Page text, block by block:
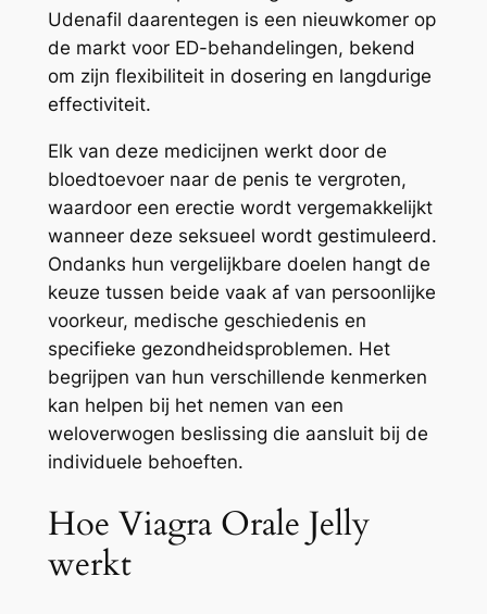
Udenafil daarentegen is een nieuwkomer op
de markt voor ED-behandelingen, bekend
om zijn flexibiliteit in dosering en langdurige
effectiviteit.
Elk van deze medicijnen werkt door de
bloedtoevoer naar de penis te vergroten,
waardoor een erectie wordt vergemakkelijkt
wanneer deze seksueel wordt gestimuleerd.
Ondanks hun vergelijkbare doelen hangt de
keuze tussen beide vaak af van persoonlijke
voorkeur, medische geschiedenis en
specifieke gezondheidsproblemen. Het
begrijpen van hun verschillende kenmerken
kan helpen bij het nemen van een
weloverwogen beslissing die aansluit bij de
individuele behoeften.
Hoe Viagra Orale Jelly
werkt